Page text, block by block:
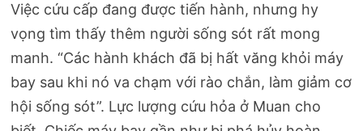
Việc cứu cấp đang được tiến hành, nhưng hy
vọng tìm thấy thêm người sống sót rất mong
manh. “Các hành khách đã bị hất văng khỏi máy
bay sau khi nó va chạm với rào chắn, làm giảm cơ
hội sống sót”. Lực lượng cứu hỏa ở Muan cho